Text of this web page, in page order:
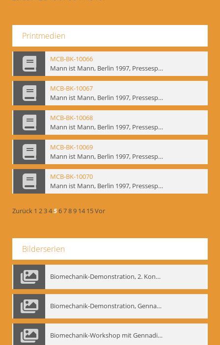
Printmedien
MCB-BK-10066
Mann ist Mann, Berlin 1997, Pressespiegel - interne Signatur: BM-prt-262-14
MCB-BK-10067
Mann ist Mann, Berlin 1997, Pressespiegel - interne Signatur: BM-prt-262-15
MCB-BK-10068
Mann ist Mann, Berlin 1997, Pressespiegel - interne Signatur: BM-prt-262-16
MCB-BK-10069
Mann ist Mann, Berlin 1997, Pressespiegel - interne Signatur: BM-prt-262-17
MCB-BK-10070
Mann ist Mann, Berlin 1997, Pressespiegel - interne Signatur: BM-prt-262-18
Zurück 1 23456789 14 15Vor
Bilderserien
Biomechanik-Demonstration, 2. Kongress der EMF, Mai 1995
Biomechanik-Demonstration, Gennadij Bogdanow im Berliner Ensemble, 04.10.1991
Biomechanik-Workshop mit Gennadij Nikolajewitsch Bogdanow im Mime Centrum Berlin, 1991